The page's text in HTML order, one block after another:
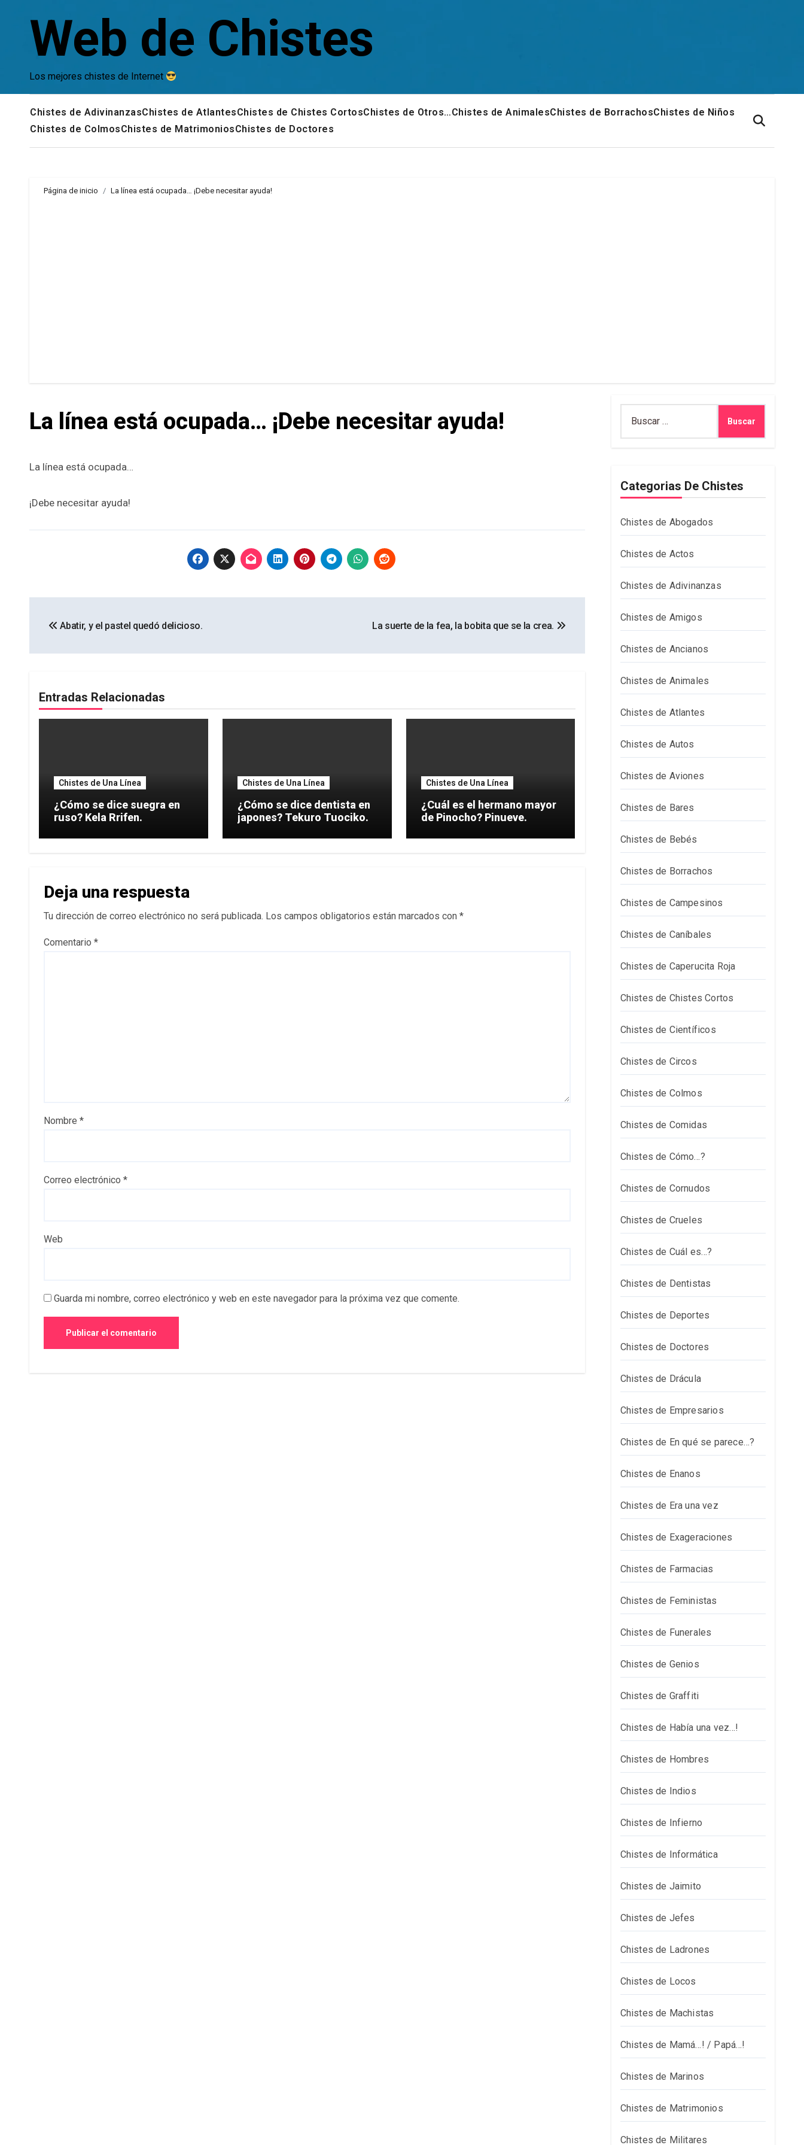
contenidoWeb de Chistes
Los mejores chistes de Internet
Chistes de AdivinanzasChistes de AtlantesChistes de Chistes CortosChistes de Otros…Chistes de AnimalesChistes de BorrachosChistes de Niños
Chistes de ColmosChistes de MatrimoniosChistes de Doctores
Página de inicio La línea está ocupada… ¡Debe necesitar ayuda!
La línea está ocupada… ¡Debe necesitar ayuda!
La línea está ocupada…
¡Debe necesitar ayuda!
de
entradas
Abatir, y el pastel quedó delicioso. La suerte de la fea, la bobita que se la crea.
Entradas Relacionadas
Chistes de Una Línea
¿Cómo se dice suegra en
ruso? Kela Rrifen.
Chistes de Una Línea
¿Cómo se dice dentista en
japones? Tekuro Tuociko.
Chistes de Una Línea
¿Cuál es el hermano mayor
de Pinocho? Pinueve.
Deja una respuesta
Tu dirección de correo electrónico no será publicada. Los campos obligatorios están marcados con *
Comentario *
Nombre *
Correo electrónico *
Web
Guarda mi nombre, correo electrónico y web en este navegador para la próxima vez que comente.
Categorias De Chistes
Chistes de Abogados
Chistes de Actos
Chistes de Adivinanzas
Chistes de Amigos
Chistes de Ancianos
Chistes de Animales
Chistes de Atlantes
Chistes de Autos
Chistes de Aviones
Chistes de Bares
Chistes de Bebés
Chistes de Borrachos
Chistes de Campesinos
Chistes de Caníbales
Chistes de Caperucita Roja
Chistes de Chistes Cortos
Chistes de Científicos
Chistes de Circos
Chistes de Colmos
Chistes de Comidas
Chistes de Cómo…?
Chistes de Cornudos
Chistes de Crueles
Chistes de Cuál es…?
Chistes de Dentistas
Chistes de Deportes
Chistes de Doctores
Chistes de Drácula
Chistes de Empresarios
Chistes de En qué se parece…?
Chistes de Enanos
Chistes de Era una vez
Chistes de Exageraciones
Chistes de Farmacias
Chistes de Feministas
Chistes de Funerales
Chistes de Genios
Chistes de Graffiti
Chistes de Había una vez…!
Chistes de Hombres
Chistes de Indios
Chistes de Infierno
Chistes de Informática
Chistes de Jaimito
Chistes de Jefes
Chistes de Ladrones
Chistes de Locos
Chistes de Machistas
Chistes de Mamá…! / Papá…!
Chistes de Marinos
Chistes de Matrimonios
Chistes de Militares